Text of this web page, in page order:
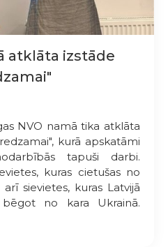
atklāta izstāde
NVO namā tika atklāta
kurā apskatāmi
tapuši darbi.
kuras cietušas no
sievietes, kuras Latvijā
bēgot no kara Ukrainā.